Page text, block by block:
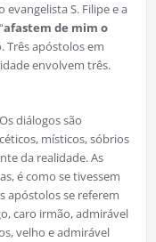
S. Filipe e a
afastem de mim o
Três apóstolos em
envolvem três.
diálogos são
místicos, sóbrios
da realidade. As
é como se tivessem
apóstolos se referem
caro irmão, admirável
velho e admirável